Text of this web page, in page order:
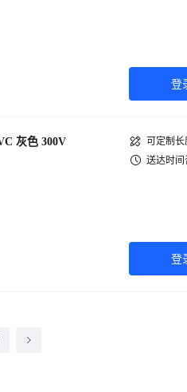
登
灰色 300V
可定制长
送达时间
登